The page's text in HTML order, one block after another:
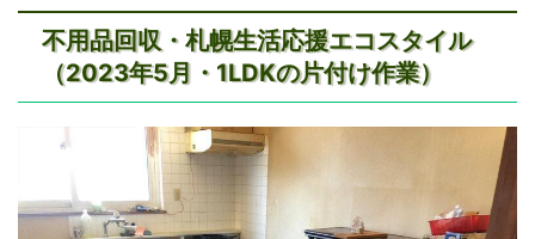
不用品回収・札幌生活応援エコスタイル
（2023年5月・1LDKの片付け作業）